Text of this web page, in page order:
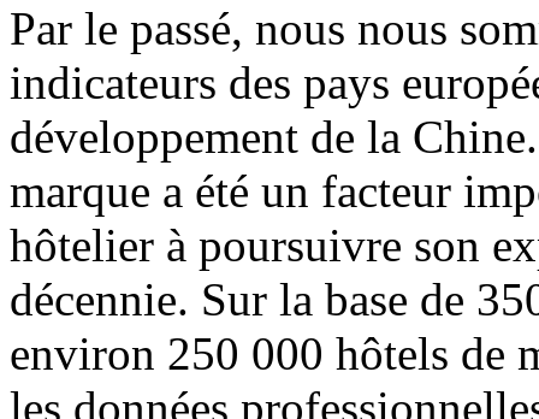
Par le passé, nous nous
indicateurs des pays
développement de la
marque a été un facteur
hôtelier à poursuivre son
décennie. Sur la base de
environ 250 000 hôtels de
les données